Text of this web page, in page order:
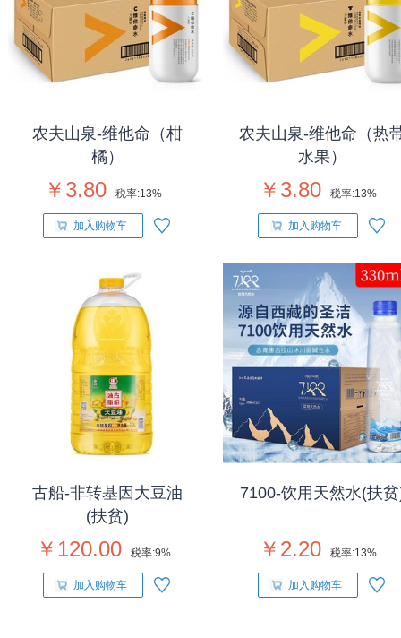
农夫山泉-维他命（柑
橘）
￥3.80 税率:13%
加入购物车
农夫山泉-维他命（热
水果）
￥3.80 税率:13%
加入购物车
古船-非转基因大豆油
(扶贫)
￥120.00 税率:9%
加入购物车
7100-饮用天然水(扶
￥2.20 税率:13%
加入购物车